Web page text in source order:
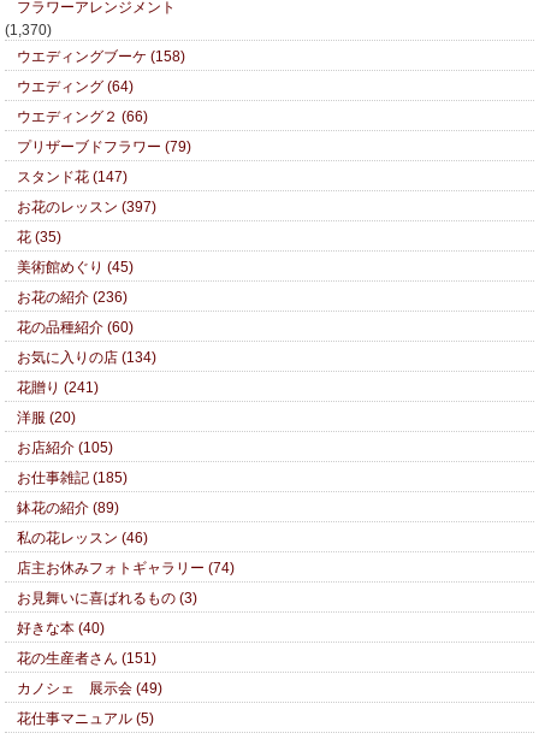
フラワーアレンジメント
(1,370)
ウエディングブーケ (158)
ウエディング (64)
ウエディング２ (66)
プリザーブドフラワー (79)
スタンド花 (147)
お花のレッスン (397)
花 (35)
美術館めぐり (45)
お花の紹介 (236)
花の品種紹介 (60)
お気に入りの店 (134)
花贈り (241)
洋服 (20)
お店紹介 (105)
お仕事雑記 (185)
鉢花の紹介 (89)
私の花レッスン (46)
店主お休みフォトギャラリー (74)
お見舞いに喜ばれるもの (3)
好きな本 (40)
花の生産者さん (151)
カノシェ 展示会 (49)
花仕事マニュアル (5)